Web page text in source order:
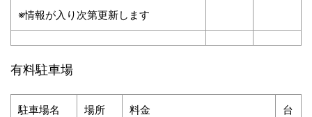
※情報が入り次第更新します
有料駐車場
駐車場名 場所 料金
台